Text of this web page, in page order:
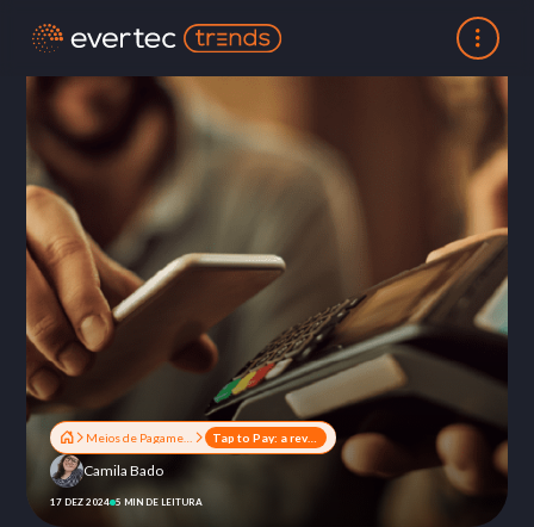
Camila Bado
17 DEZ 2024 5 MIN DE LEITURA